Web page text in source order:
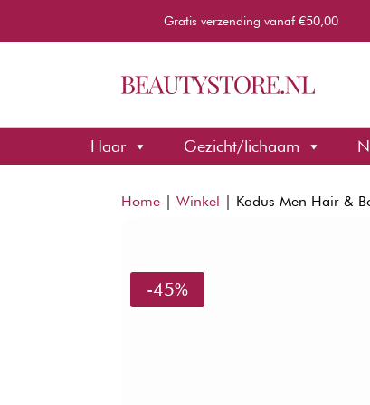
Gratis verzending vanaf €50,00
Haar Gezicht/lichaam
Home |Winkel | Kadus Men Hair &
-45%